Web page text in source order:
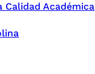
Calidad Académica